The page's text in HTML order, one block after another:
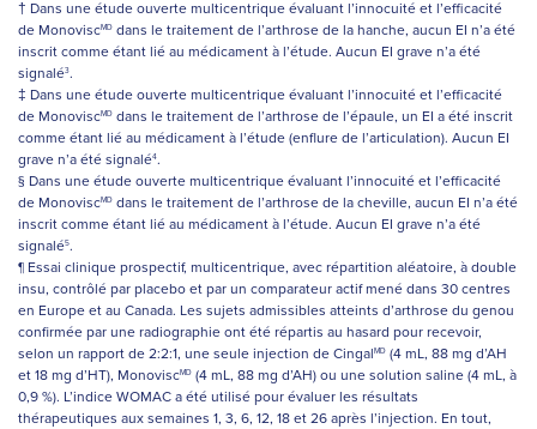
† Dans une étude ouverte multicentrique évaluant l’innocuité et l’efficacité
de MonoviscMD dans le traitement de l’arthrose de la hanche, aucun EI n’a été
inscrit comme étant lié au médicament à l’étude. Aucun EI grave n’a été
signalé3.
‡ Dans une étude ouverte multicentrique évaluant l’innocuité et l’efficacité
de MonoviscMD dans le traitement de l’arthrose de l’épaule, un EI a été inscrit
comme étant lié au médicament à l’étude (enflure de l’articulation). Aucun EI
grave n’a été signalé4.
§ Dans une étude ouverte multicentrique évaluant l’innocuité et l’efficacité
de MonoviscMD dans le traitement de l’arthrose de la cheville, aucun EI n’a été
inscrit comme étant lié au médicament à l’étude. Aucun EI grave n’a été
signalé5.
¶ Essai clinique prospectif, multicentrique, avec répartition aléatoire, à double
insu, contrôlé par placebo et par un comparateur actif mené dans 30 centres
en Europe et au Canada. Les sujets admissibles atteints d’arthrose du genou
confirmée par une radiographie ont été répartis au hasard pour recevoir,
selon un rapport de 2:2:1, une seule injection de Cingal MD (4 mL, 88 mg d’AH
et 18 mg d’HT), MonoviscMD (4 mL, 88 mg d’AH) ou une solution saline (4 mL, à
0,9 %). L’indice WOMAC a été utilisé pour évaluer les résultats
thérapeutiques aux semaines 1, 3, 6, 12, 18 et 26 après l’injection. En tout,